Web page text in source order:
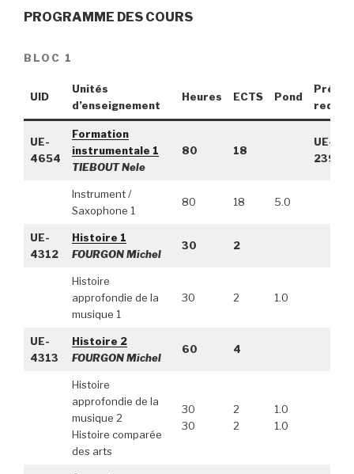
PROGRAMME DES COURS
BLOC 1
UID
Unités
d’enseignement
Heures ECTS Pond
Pré-
requis
UE-
4654
Formation
instrumentale 1
TIEBOUT Nele
80 18
UE-
2392
Instrument /
Saxophone 1
80 18 5.0
UE-
4312
Histoire 1
FOURGON Michel
30 2
Histoire
approfondie de la
musique 1
30 2 1.0
UE-
4313
Histoire 2
FOURGON Michel
60 4
Histoire
approfondie de la
musique 2
Histoire comparée
des arts
30
30
2
2
1.0
1.0